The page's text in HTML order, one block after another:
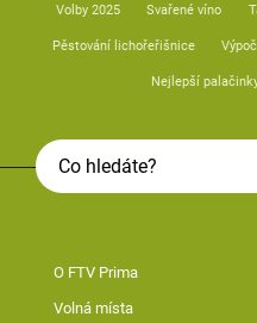
Volby 2025 Svařené víno
Pěstování lichořeřišnice
Nejlepší
O FTV Prima
Volná místa